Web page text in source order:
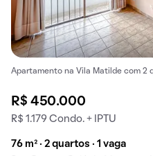
Apartamento na Vila Matilde com 2
R$ 450.000
R$ 1.179 Condo. + IPTU
76 m² · 2 quartos · 1 vaga